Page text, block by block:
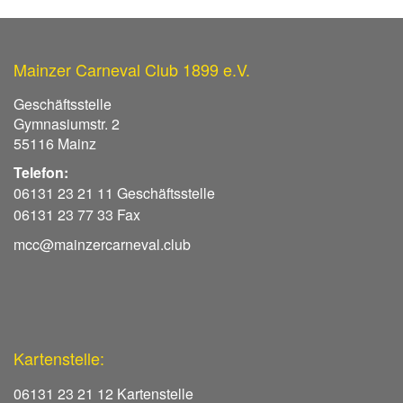
Mainzer Carneval Club 1899 e.V.
Geschäftsstelle
Gymnasiumstr. 2
55116 Mainz
Telefon:
06131 23 21 11 Geschäftsstelle
06131 23 77 33 Fax
mcc@mainzercarneval.club
Kartenstelle:
06131 23 21 12 Kartenstelle